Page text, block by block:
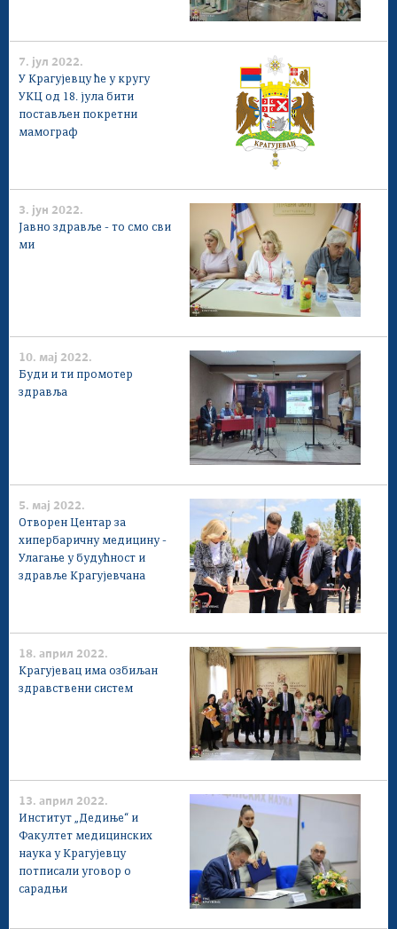
7. јул 2022.
У Крагујевцу ће у кругу
УКЦ од 18. јула бити
постављен покретни
мамограф
3. јун 2022.
Јавно здравље - то смо сви
ми
10. мај 2022.
Буди и ти промотер
здравља
5. мај 2022.
Отворен Центар за
хипербаричну медицину -
Улагање у будућност и
здравље Крагујевчана
18. април 2022.
Крагујевац има озбиљан
здравствени систем
13. април 2022.
Институт „Дедиње“ и
Факултет медицинских
наука у Крагујевцу
потписали уговор о
сарадњи